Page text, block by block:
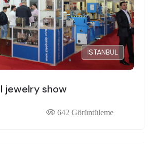
İSTANBUL
jewelry show
642 Görüntüleme